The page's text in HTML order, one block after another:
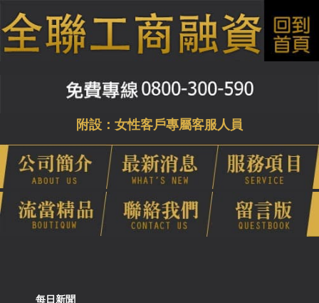
附設：女性客戶專屬客服人員
每日新聞